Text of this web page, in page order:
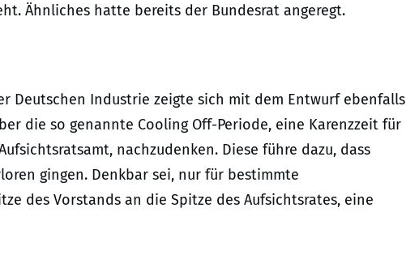
Ähnliches hatte bereits der Bundesrat angeregt.
Deutschen Industrie zeigte sich mit dem Entwurf ebenfalls
die so genannte Cooling Off-Periode, eine Karenzzeit für
nachzudenken. Diese führe dazu, dass
gingen. Denkbar sei, nur für bestimmte
des Vorstands an die Spitze des Aufsichtsrates, eine